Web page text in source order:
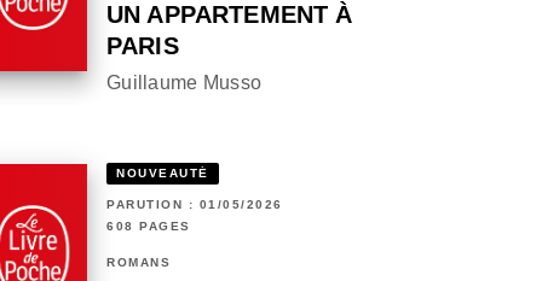
UN APPARTEMENT À
PARIS
Guillaume Musso
NOUVEAUTÉ
PARUTION : 01/05/2026
608 PAGES
ROMANS